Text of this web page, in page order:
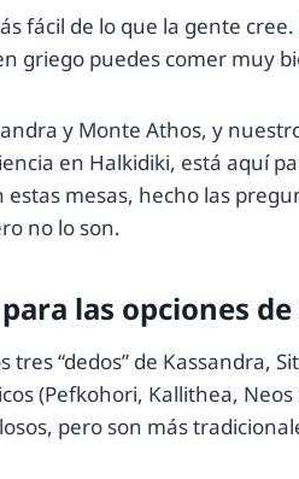
fácil de lo que la gente
griego puedes comer muy
y Monte Athos, y
en Halkidiki, está aquí
mesas, hecho las
no lo son.
las opciones
“dedos” de
(Pefkohori, Kallithea,
pero son más